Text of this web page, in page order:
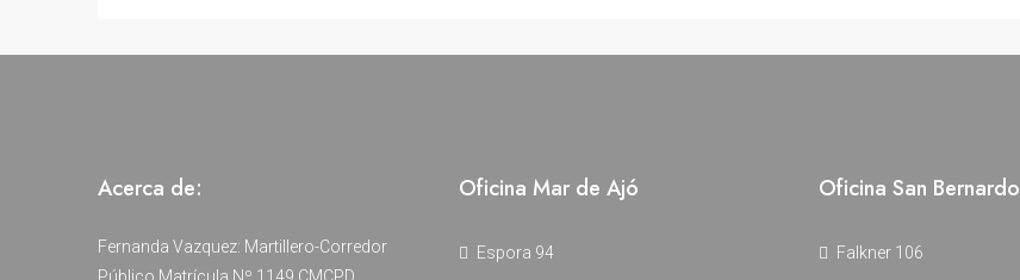
Acerca de:
Fernanda Vazquez: Martillero-Corredor
Oficina Mar de Ajó
Espora 94
Oficina San Bernardo
Falkner 106